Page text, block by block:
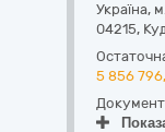
Україна,
04215,
5 856